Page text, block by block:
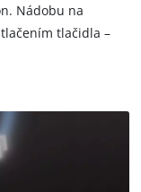
Nádobu na
tlačidla –